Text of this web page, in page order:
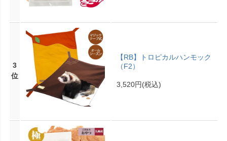
3
位
【RB】トロピカルハンモック
（F2）
3,520円(税込)